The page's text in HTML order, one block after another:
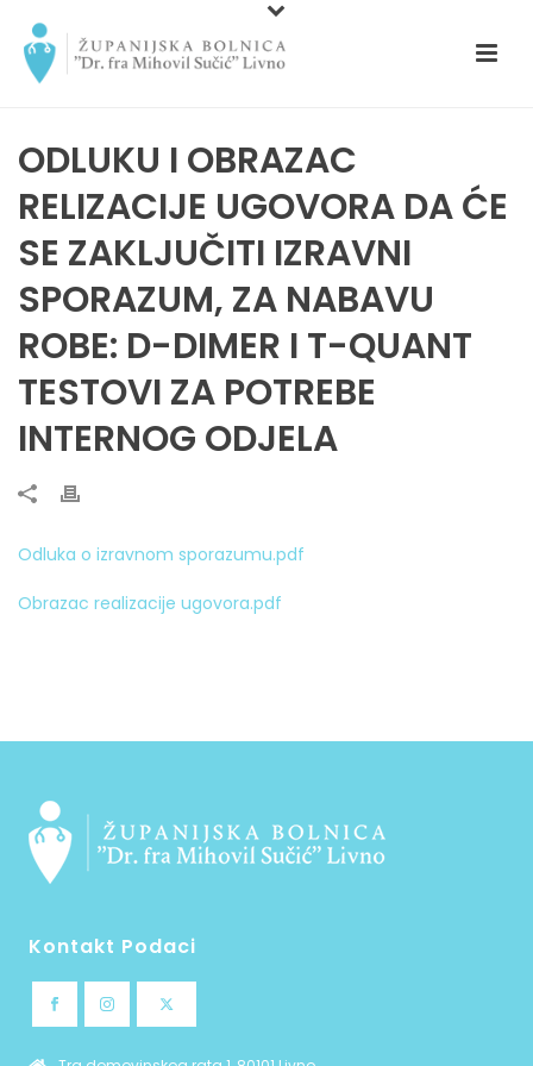
ODLUKU I OBRAZAC
RELIZACIJE UGOVORA DA ĆE
SE ZAKLJUČITI IZRAVNI
SPORAZUM, ZA NABAVU
ROBE: D-DIMER I T-QUANT
TESTOVI ZA POTREBE
INTERNOG ODJELA
Odluka o izravnom sporazumu.pdf
Obrazac realizacije ugovora.pdf
Kontakt Podaci